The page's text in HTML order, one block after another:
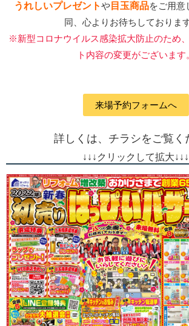
うれしいプレゼントや目玉商品をご用意
同、心よりお待ちしておりま
※新型コロナウイルス感染拡大防止のため
ト内容の変更がございます
来場予約フォームへ
詳しくは、チラシをご覧く
↓ ↓ ↓ クリックして拡大↓ ↓ ↓